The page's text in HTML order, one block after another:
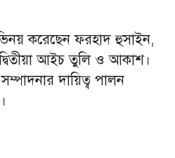
করেছেন ফরহাদ হুসাইন,
আইচ তুলি ও আকাশ।
দায়িত্ব পালন